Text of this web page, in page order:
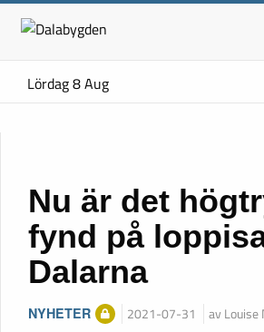
Lördag 8 Aug
Nu är det
fynd på
Dalarna
NYHETER 2021-07-31 av